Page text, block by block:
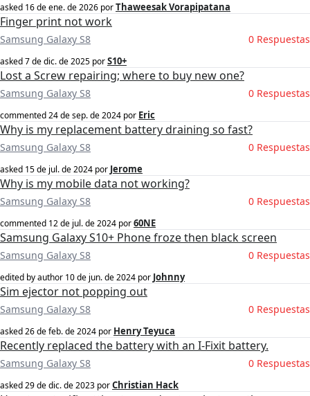
asked 16 de ene. de 2026 porThaweesak Vorapipatana
Finger print not work
Samsung Galaxy S8 0 Respuestas
asked7 de dic. de 2025 porS10+
Lost a Screw repairing; where to buy new one?
Samsung Galaxy S8 0 Respuestas
commented24 de sep. de 2024 por Eric
Why is my replacement battery draining so fast?
Samsung Galaxy S8 0 Respuestas
asked 15 de jul. de 2024 por Jerome
Why is my mobile data not working?
Samsung Galaxy S8 0 Respuestas
commented 12 de jul. de 2024 por60NE
Samsung Galaxy S10+ Phone froze then black screen
Samsung Galaxy S8 0 Respuestas
edited by author 10 de jun. de 2024 por Johnny
Sim ejector not popping out
Samsung Galaxy S8 0 Respuestas
asked26 de feb. de 2024 por Henry Teyuca
Recently replaced the battery with an I-Fixit battery.
Samsung Galaxy S8 0 Respuestas
asked29 de dic. de 2023 porChristian Hack